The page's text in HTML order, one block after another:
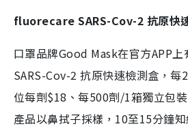
fluorecare SARS-Cov-2 抗原快
口罩品牌Good Mask在官方APP
SARS-Cov-2 抗原快速檢測盒，每
位每劑$18、每500劑/1箱獨立包
產品以鼻拭子採樣，10至15分鐘知